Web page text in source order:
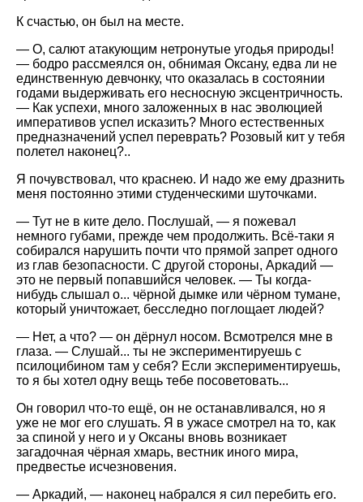
К счастью, он был на месте.
— О, салют атакующим нетронутые угодья природы!
— бодро рассмеялся он, обнимая Оксану, едва ли не
единственную девчонку, что оказалась в состоянии
годами выдерживать его несносную эксцентричность.
— Как успехи, много заложенных в нас эволюцией
императивов успел исказить? Много естественных
предназначений успел переврать? Розовый кит у тебя
полетел наконец?..
Я почувствовал, что краснею. И надо же ему дразнить
меня постоянно этими студенческими шуточками.
— Тут не в ките дело. Послушай, — я пожевал
немного губами, прежде чем продолжить. Всё-таки я
собирался нарушить почти что прямой запрет одного
из глав безопасности. С другой стороны, Аркадий —
это не первый попавшийся человек. — Ты когда-
нибудь слышал о... чёрной дымке или чёрном тумане,
который уничтожает, бесследно поглощает людей?
— Нет, а что? — он дёрнул носом. Всмотрелся мне в
глаза. — Слушай... ты не экспериментируешь с
псилоцибином там у себя? Если экспериментируешь,
то я бы хотел одну вещь тебе посоветовать...
Он говорил что-то ещё, он не останавливался, но я
уже не мог его слушать. Я в ужасе смотрел на то, как
за спиной у него и у Оксаны вновь возникает
загадочная чёрная хмарь, вестник иного мира,
предвестье исчезновения.
— Аркадий, — наконец набрался я сил перебить его.